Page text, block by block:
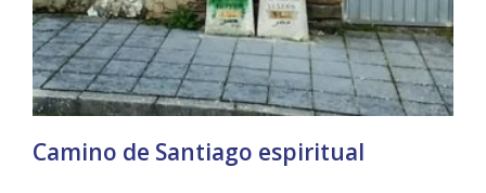
Camino de Santiago espiritual